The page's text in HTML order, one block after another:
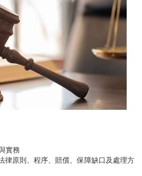
實務
律原則、程序、賠償、保障缺口及處理方